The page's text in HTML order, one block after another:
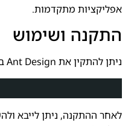
אפליקציות מתקדמות.
התקנה ושימוש
ניתן להתקין את Ant Design באמצעות npm: